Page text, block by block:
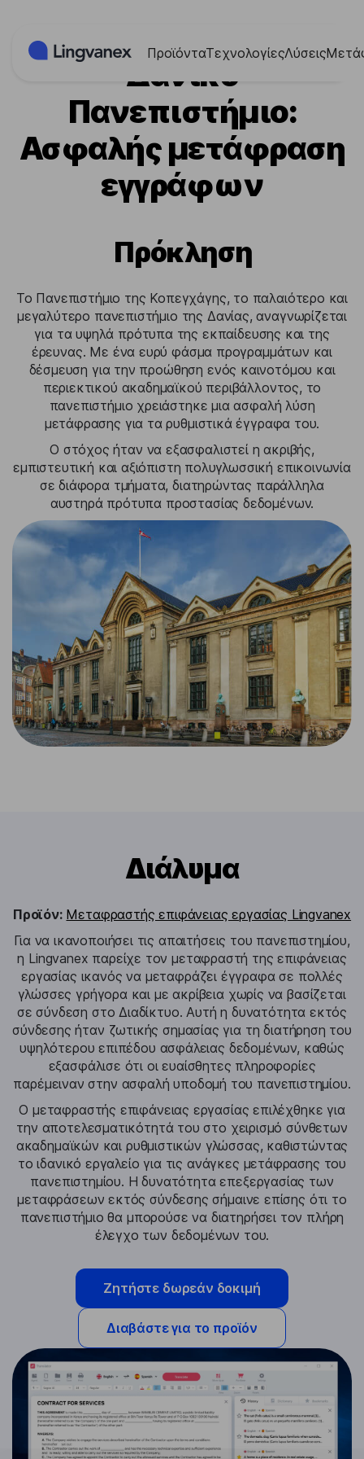
ΠροϊόνταΤεχνολογίεςΛύσεις
Δανικό
Πανεπιστήμιο:
Ασφαλής μετάφραση
εγγράφων
Πρόκληση
Το Πανεπιστήμιο της Κοπεγχάγης, το παλαιότερο και
μεγαλύτερο πανεπιστήμιο της Δανίας, αναγνωρίζεται
για τα υψηλά πρότυπα της εκπαίδευσης και της
έρευνας. Με ένα ευρύ φάσμα προγραμμάτων και
δέσμευση για την προώθηση ενός καινοτόμου και
περιεκτικού ακαδημαϊκού περιβάλλοντος, το
πανεπιστήμιο χρειάστηκε μια ασφαλή λύση
μετάφρασης για τα ρυθμιστικά έγγραφα του.
Ο στόχος ήταν να εξασφαλιστεί η ακριβής,
εμπιστευτική και αξιόπιστη πολυγλωσσική επικοινωνία
σε διάφορα τμήματα, διατηρώντας παράλληλα
αυστηρά πρότυπα προστασίας δεδομένων.
Διάλυμα
Προϊόν: Μεταφραστής επιφάνειας εργασίας Lingvanex
Για να ικανοποιήσει τις απαιτήσεις του πανεπιστημίου,
η Lingvanex παρείχε τον μεταφραστή της επιφάνειας
εργασίας ικανός να μεταφράζει έγγραφα σε πολλές
γλώσσες γρήγορα και με ακρίβεια χωρίς να βασίζεται
σε σύνδεση στο Διαδίκτυο. Αυτή η δυνατότητα εκτός
σύνδεσης ήταν ζωτικής σημασίας για τη διατήρηση του
υψηλότερου επιπέδου ασφάλειας δεδομένων, καθώς
εξασφάλισε ότι οι ευαίσθητες πληροφορίες
παρέμειναν στην ασφαλή υποδομή του πανεπιστημίου.
Ο μεταφραστής επιφάνειας εργασίας επιλέχθηκε για
την αποτελεσματικότητά του στο χειρισμό σύνθετων
ακαδημαϊκών και ρυθμιστικών γλώσσας, καθιστώντας
το ιδανικό εργαλείο για τις ανάγκες μετάφρασης του
πανεπιστημίου. Η δυνατότητα επεξεργασίας των
μεταφράσεων εκτός σύνδεσης σήμαινε επίσης ότι το
πανεπιστήμιο θα μπορούσε να διατηρήσει τον πλήρη
έλεγχο των δεδομένων του.
Ζητήστε δωρεάν δοκιμή
Διαβάστε για το προϊόν